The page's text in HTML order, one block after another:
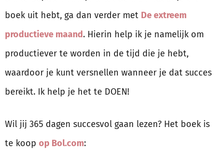
boek uit hebt, ga dan verder met De extreem
productieve maand. Hierin help ik je namelijk om
productiever te worden in de tijd die je hebt,
waardoor je kunt versnellen wanneer je dat succes
bereikt. Ik help je het te DOEN!
Wil jij 365 dagen succesvol gaan lezen? Het boek is
te koop op Bol.com: